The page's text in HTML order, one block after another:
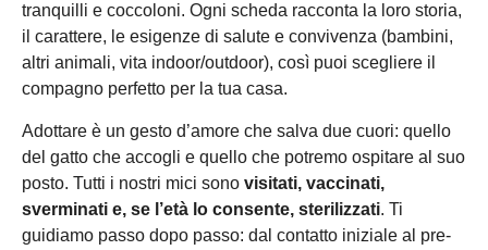
tranquilli e coccoloni. Ogni scheda racconta la loro storia,
il carattere, le esigenze di salute e convivenza (bambini,
altri animali, vita indoor/outdoor), così puoi scegliere il
compagno perfetto per la tua casa.
Adottare è un gesto d’amore che salva due cuori: quello
del gatto che accogli e quello che potremo ospitare al suo
posto. Tutti i nostri mici sono visitati, vaccinati,
sverminati e, se l’età lo consente, sterilizzati. Ti
guidiamo passo dopo passo: dal contatto iniziale al pre-